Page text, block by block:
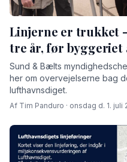
Linjerne er trukket
tre år, før
begynder
Sund & Bælts
her om overvejelserne bag
lufthavnsdiget.
Af Tim Panduro · onsdag d. 1. juli